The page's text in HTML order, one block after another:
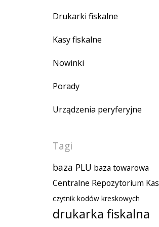
Drukarki fiskalne
Kasy fiskalne
Nowinki
Porady
Urządzenia peryferyjne
Tagi
baza PLU baza towarowa
Centralne Repozytorium Kas
czytnik kodów kreskowych
drukarka fiskalna